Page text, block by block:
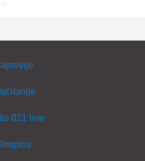
021 live